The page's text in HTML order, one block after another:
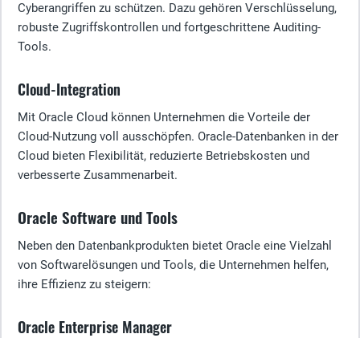
Cyberangriffen zu schützen. Dazu gehören Verschlüsselung,
robuste Zugriffskontrollen und fortgeschrittene Auditing-
Tools.
Cloud-Integration
Mit Oracle Cloud können Unternehmen die Vorteile der
Cloud-Nutzung voll ausschöpfen. Oracle-Datenbanken in der
Cloud bieten Flexibilität, reduzierte Betriebskosten und
verbesserte Zusammenarbeit.
Oracle Software und Tools
Neben den Datenbankprodukten bietet Oracle eine Vielzahl
von Softwarelösungen und Tools, die Unternehmen helfen,
ihre Effizienz zu steigern:
Oracle Enterprise Manager